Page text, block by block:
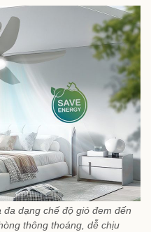
dạng chế độ gió đem đến
thông thoáng, dễ chịu